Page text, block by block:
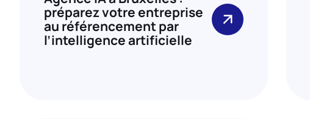
préparez votre entreprise
au référencement par
l’intelligence artificielle